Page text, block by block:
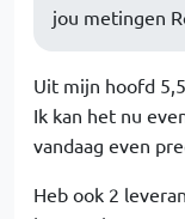
jou metingen
Uit mijn hoofd
Ik kan het nu
vandaag even
Heb ook 2